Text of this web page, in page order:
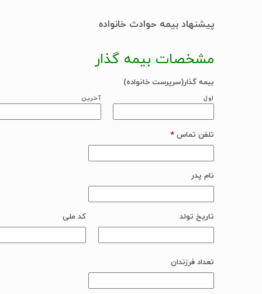
پیشنهاد بیمه حوادث خانواده
مشخصات بیمه گذار
بیمه گذار(سرپرست خانواده)
اول آخرین
تلفن تماس *
نام پدر
تاریخ تولد
Format:
DD
کد ملی
تعداد فرزندان